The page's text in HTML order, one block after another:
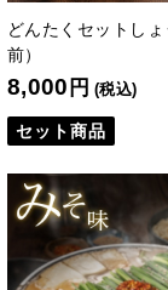
どんたくセットし
前）
8,000 円 (税込)
セット商品